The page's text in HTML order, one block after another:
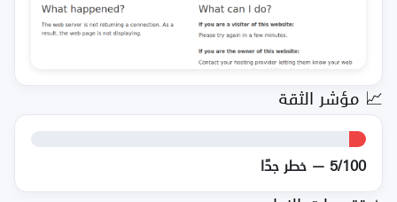
📈 مؤشر الثقة
5/100 — خطر جدًا